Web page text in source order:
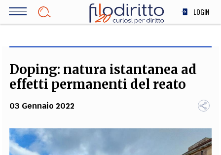
Salta
LOGIN
SOCIETÀ
MEDICINA
Doping: natura istantanea ad
effetti permanenti del reato
03 Gennaio 2022